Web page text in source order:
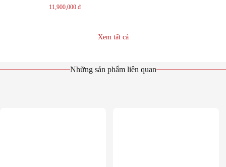
11,900,000đ
Xem tất cả
Những sản phẩm liên quan